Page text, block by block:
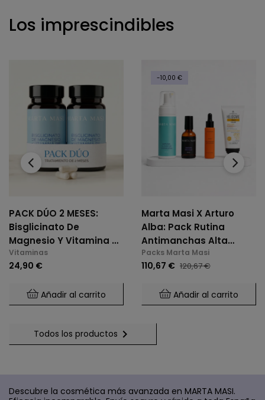
Los imprescindibles
PACK DÚO 2 MESES:
Bisglicinato De
Magnesio Y Vitamina B6
(2 X 60 Cáps.)
Vitaminas
24,90 €
Añadir al carrito
-10,00 €
Marta Masi X Arturo
Alba: Pack Rutina
Antimanchas Alta
Potencia
Packs Marta Masi
110,67 € 120,67 €
Añadir al carrito
‹ ›
Todos los productos 
Descubre la cosmética más avanzada en MARTA MASI.